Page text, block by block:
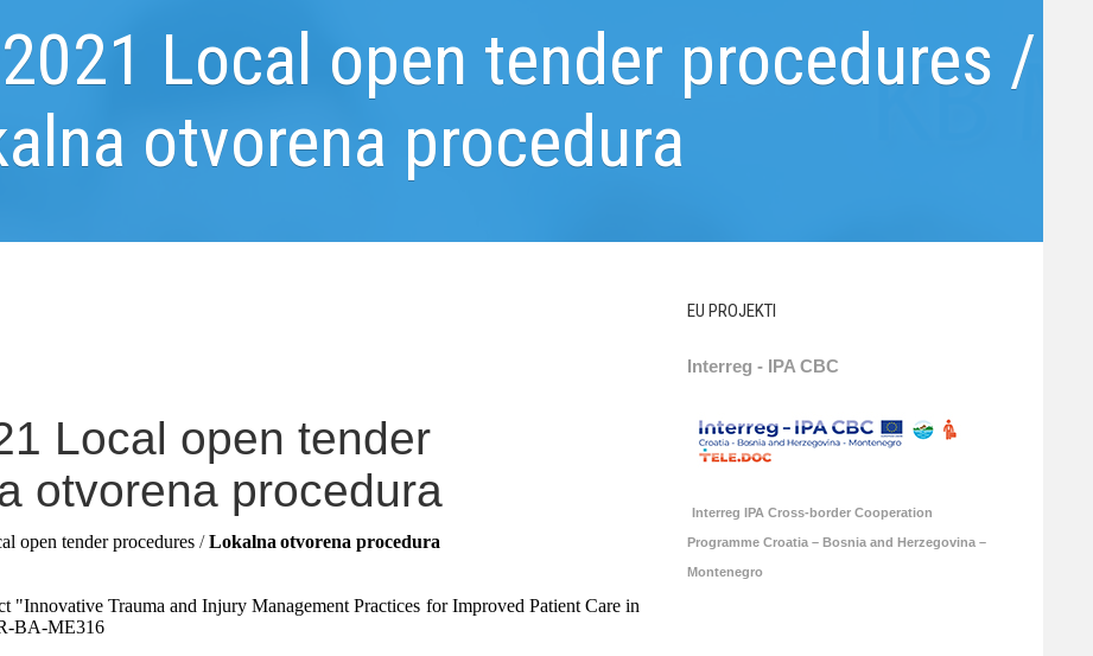
2021 Local open tender procedures /
otvorena procedura
Local open tender
otvorena procedura
open tender procedures /Lokalna otvorena procedura
"Innovative Trauma and Injury Management Practices for Improved Patient Care in
BA-ME316
EU PROJEKTI
Interreg - IPA CBC
Interreg IPA Cross-border Cooperation
Programme Croatia – Bosnia and Herzegovina –
Montenegro